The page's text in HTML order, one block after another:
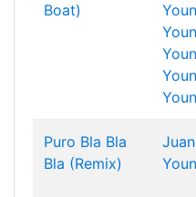
Boat)
Puro Bla Bla
Bla (Remix)